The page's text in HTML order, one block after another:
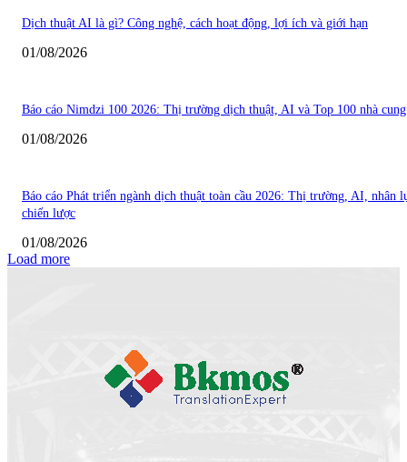
Dịch thuật AI là gì? Công nghệ, cách hoạt động, lợi ích và giới hạn
01/08/2026
Báo cáo Nimdzi 100 2026: Thị trường dịch thuật, AI và Top 100 nhà cung
01/08/2026
Báo cáo Phát triển ngành dịch thuật toàn cầu 2026: Thị trường, AI, nhân
chiến lược
01/08/2026
Load more